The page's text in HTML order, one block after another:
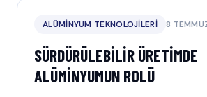
ALÜMINYUM TEKNOLOJILERI 8
SÜRDÜRÜLEBILIR ÜRETIMDE
ALÜMINYUMUN ROLÜ